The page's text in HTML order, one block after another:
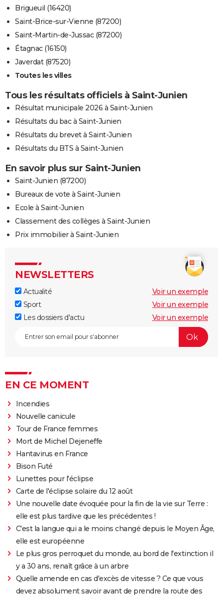
Brigueuil (16420)
Saint-Brice-sur-Vienne (87200)
Saint-Martin-de-Jussac (87200)
Étagnac (16150)
Javerdat (87520)
Toutes les villes
Tous les résultats officiels à Saint-Junien
Résultat municipale 2026 à Saint-Junien
Résultats du bac à Saint-Junien
Résultats du brevet à Saint-Junien
Résultats du BTS à Saint-Junien
En savoir plus sur Saint-Junien
Saint-Junien (87200)
Bureaux de vote à Saint-Junien
Ecole à Saint-Junien
Classement des collèges à Saint-Junien
Prix immobilier à Saint-Junien
NEWSLETTERS
Actualité
Voir un exemple
Sport
Voir un exemple
Les dossiers d'actu
Voir un exemple
EN CE MOMENT
Incendies
Nouvelle canicule
Tour de France femmes
Mort de Michel Dejeneffe
Hantavirus en France
Bison Futé
Lunettes pour l'éclipse
Carte de l'éclipse solaire du 12 août
Une nouvelle date évoquée pour la fin de la vie sur Terre :
elle est plus tardive que les précédentes !
C'est la langue qui a le moins changé depuis le Moyen Âge,
elle est européenne
Le plus gros perroquet du monde, au bord de l'extinction il
y a 30 ans, renaît grâce à un arbre
Quelle amende en cas d'excès de vitesse ? Ce que vous
devez absolument savoir avant de prendre la route des